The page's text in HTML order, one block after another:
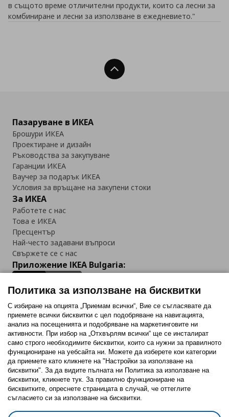
в същото време отличителни продукти, които са лесни за
комбиниране и лесни за използване в ежедневието."
Нагоре
Пазаруване в ИКЕА
Брошури ИКЕА
Проектиране и дизайн
Ръководства за закупуване
Гаранции ИКЕА
Ваучер за подарък ИКЕА
Условия за връщане на закупени стоки
За ИКЕА
Работете с нас
Това е ИКЕА
Пресцентър
Най-често задавани въпроси
Свържете се с нас
Приложение IKEA Bulgaria:
Последвайте ни:
FacebookTwitterYoutubePinterestInstagram
Политика за използване на бисквитки (Cookies)
Избор на настройки за използване на бисквитки
Политика за използване на бисквитки
С избиране на опцията „Приемам всички“, Вие се съгласявате да
приемете всички бисквитки с цел подобряване на навигацията,
анализ на посещенията и подобряване на маркетинговите ни
активности. При избор на „Отхвърлям всички“ ще се инсталират
само строго необходимитe бисквитки, които са нужни за правилното
функциониране на уебсайта ни. Можете да изберете кои категории
да приемете като кликнете на "Настройки за използване на
бисквитки". За да видите пълната ни Политика за използване на
бисквитки, кликнете тук. За правилно функциониране на
бисквитките, опреснете страницата в случай, че оттеглите
съгласието си за използване на бисквитки.